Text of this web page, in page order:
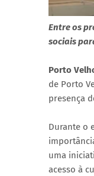
Entre os
sociais
Porto
de Porto
presença
Durante o
uma
acesso à